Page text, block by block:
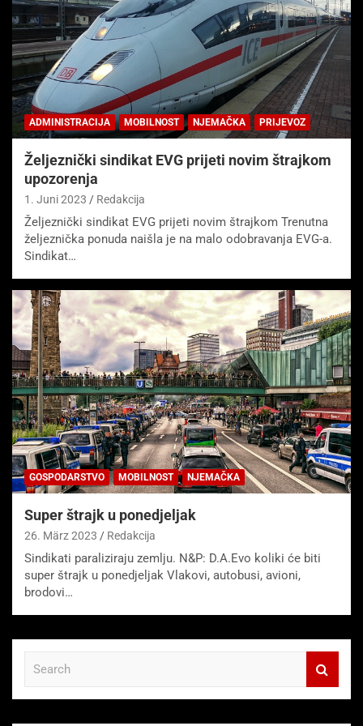
ADMINISTRACIJA MOBILNOST NJEMAČKA PRIJEVOZ
Željeznički sindikat EVG prijeti novim štrajkom
upozorenja
1. Juni 2023 Redakcija
Željeznički sindikat EVG prijeti novim štrajkom Trenutna
željeznička ponuda naišla je na malo odobravanja EVG-a.
Sindikat…
GOSPODARSTVO MOBILNOST NJEMAČKA
Super štrajk u ponedjeljak
26. März 2023 Redakcija
Sindikati paraliziraju zemlju. N&P: D.A.Evo koliki će biti
super štrajk u ponedjeljak Vlakovi, autobusi, avioni,
brodovi…